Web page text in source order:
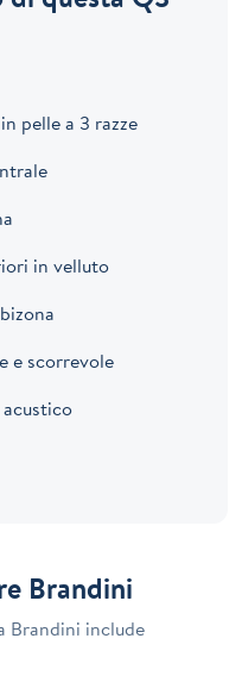
pelle a 3 razze
in velluto
e scorrevole
Brandini
Brandini include